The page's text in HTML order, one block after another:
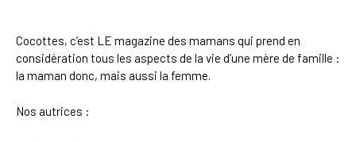
Cocottes, c’est LE magazine des mamans qui prend en
considération tous les aspects de la vie d’une mère de famille :
la maman donc, mais aussi la femme.
Nos autrices :